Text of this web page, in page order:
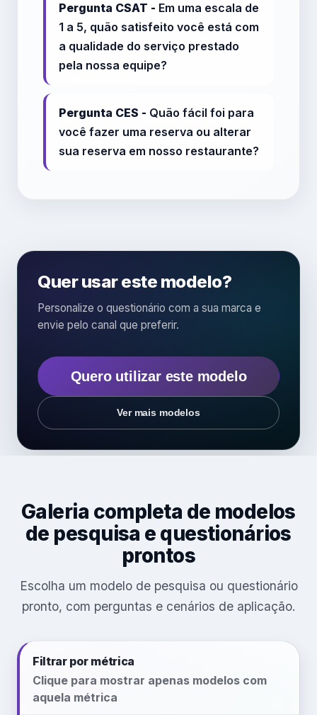
Pergunta CSAT - Em uma escala de
1 a 5, quão satisfeito você está com
a qualidade do serviço prestado
pela nossa equipe?
Pergunta CES - Quão fácil foi para
você fazer uma reserva ou alterar
sua reserva em nosso restaurante?
Quer usar este modelo?
Personalize o questionário com a sua marca e
envie pelo canal que preferir.
Quero utilizar este modelo
Ver mais modelos
Galeria completa de modelos
de pesquisa e questionários
prontos
Escolha um modelo de pesquisa ou questionário
pronto, com perguntas e cenários de aplicação.
Filtrar por métrica
Clique para mostrar apenas modelos com
aquela métrica